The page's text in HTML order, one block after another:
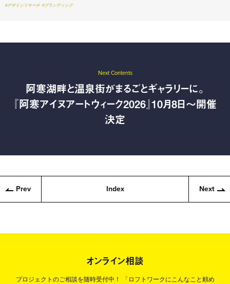
#デザインリサーチ #ブランディング
Next Contents
阿寒湖畔と温泉街がまるごとギャラリーに。
『阿寒アイヌアートウィーク2026』10月8日〜開催
決定
Prev Index Next
オンライン相談
プロジェクトのご相談を随時受付中！
「ロフトワークにこんなこと頼め